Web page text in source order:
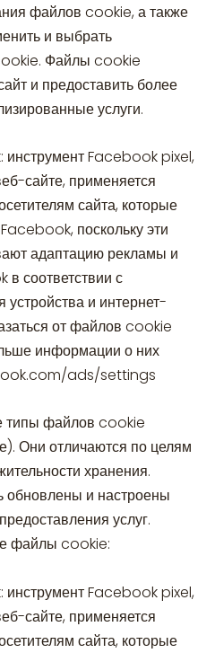
файлов cookie, а также
и выбрать
Файлы cookie
и предоставить более
услуги.
Facebook pixel,
сайте, применяется
сайта, которые
поскольку эти
адаптацию рекламы и
в соответствии с
устройства и интернет-
от файлов cookie
информации о них
ads/settings
типы файлов cookie
Они отличаются по целям
хранения.
и настроены
услуг.
файлы cookie:
Facebook pixel,
сайте, применяется
сайта, которые